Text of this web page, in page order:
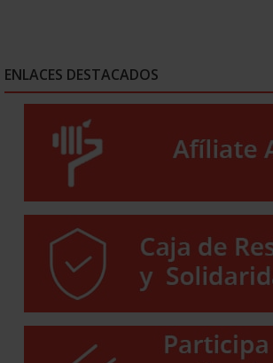
ENLACES DESTACADOS